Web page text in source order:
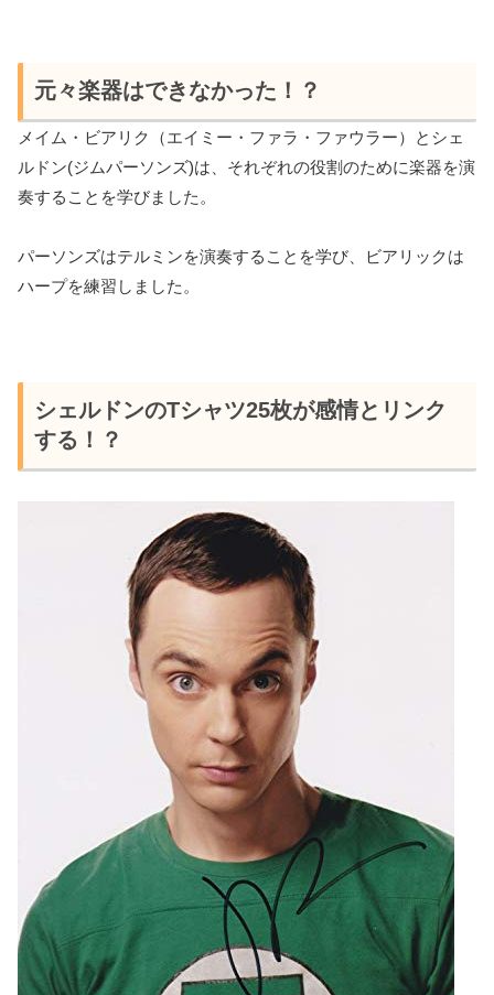
元々楽器はできなかった！？
メイム・ビアリク（エイミー・ファラ・ファウラー）とシェ
ルドン(ジムパーソンズ)は、それぞれの役割のために楽器を演
奏することを学びました。
パーソンズはテルミンを演奏することを学び、ビアリックは
ハープを練習しました。
シェルドンのTシャツ25枚が感情とリンク
する！？